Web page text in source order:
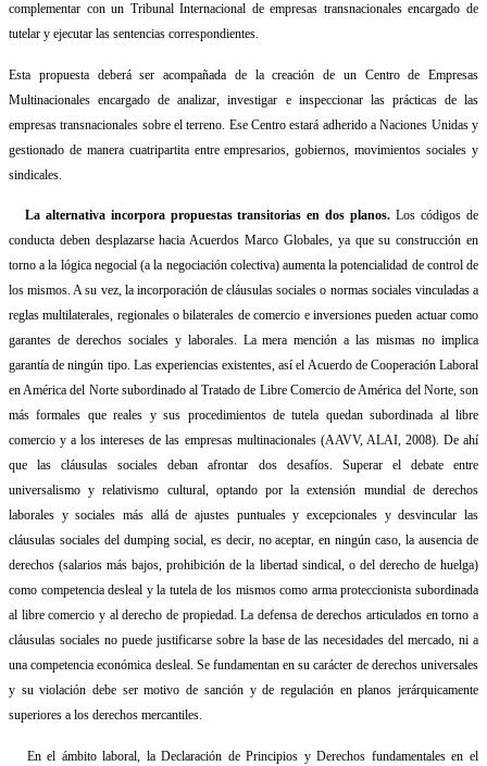
complementar con un Tribunal Internacional de empresas transnacionales encargado de
tutelar y ejecutar las sentencias correspondientes.
Esta propuesta deberá ser acompañada de la creación de un Centro de Empresas
Multinacionales encargado de analizar, investigar e inspeccionar las prácticas de las
empresas transnacionales sobre el terreno. Ese Centro estará adherido a Naciones Unidas y
gestionado de manera cuatripartita entre empresarios, gobiernos, movimientos sociales y
sindicales.
La alternativa incorpora propuestas transitorias en dos planos. Los códigos de
conducta deben desplazarse hacia Acuerdos Marco Globales, ya que su construcción en
torno a la lógica negocial (a la negociación colectiva) aumenta la potencialidad de control de
los mismos. A su vez, la incorporación de cláusulas sociales o normas sociales vinculadas a
reglas multilaterales, regionales o bilaterales de comercio e inversiones pueden actuar como
garantes de derechos sociales y laborales. La mera mención a las mismas no implica
garantía de ningún tipo. Las experiencias existentes, así el Acuerdo de Cooperación Laboral
en América del Norte subordinado al Tratado de Libre Comercio de América del Norte, son
más formales que reales y sus procedimientos de tutela quedan subordinada al libre
comercio y a los intereses de las empresas multinacionales (AAVV, ALAI, 2008). De ahí
que las cláusulas sociales deban afrontar dos desafíos. Superar el debate entre
universalismo y relativismo cultural, optando por la extensión mundial de derechos
laborales y sociales más allá de ajustes puntuales y excepcionales y desvincular las
cláusulas sociales del dumping social, es decir, no aceptar, en ningún caso, la ausencia de
derechos (salarios más bajos, prohibición de la libertad sindical, o del derecho de huelga)
como competencia desleal y la tutela de los mismos como arma proteccionista subordinada
al libre comercio y al derecho de propiedad. La defensa de derechos articulados en torno a
cláusulas sociales no puede justificarse sobre la base de las necesidades del mercado, ni a
una competencia económica desleal. Se fundamentan en su carácter de derechos universales
y su violación debe ser motivo de sanción y de regulación en planos jerárquicamente
superiores a los derechos mercantiles.
En el ámbito laboral, la Declaración de Principios y Derechos fundamentales en el